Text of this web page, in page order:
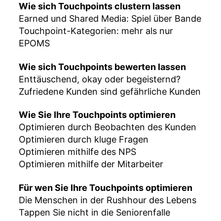
Wie sich Touchpoints clustern lassen
Earned und Shared Media: Spiel über Bande
Touchpoint-Kategorien: mehr als nur
EPOMS
Wie sich Touchpoints bewerten lassen
Enttäuschend, okay oder begeisternd?
Zufriedene Kunden sind gefährliche Kunden
Wie Sie Ihre Touchpoints optimieren
Optimieren durch Beobachten des Kunden
Optimieren durch kluge Fragen
Optimieren mithilfe des NPS
Optimieren mithilfe der Mitarbeiter
Für wen Sie Ihre Touchpoints optimieren
Die Menschen in der Rushhour des Lebens
Tappen Sie nicht in die Seniorenfalle